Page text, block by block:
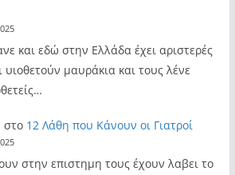
και εδώ στην Ελλάδα έχει αριστερές
μαυράκια και τους λένε
στο 12 Λάθη που Κάνουν οι Γιατροί
στην επιστημη τους έχουν λαβει το